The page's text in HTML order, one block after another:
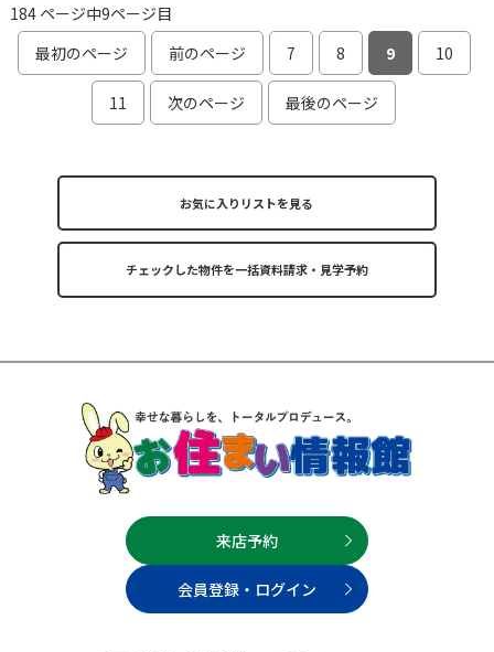
184 ページ中9ページ目
最初のページ
前のページ 7 8 9 10
11 次のページ 最後のページ
お気に入りリストを見る
来店予約
会員登録・ログイン